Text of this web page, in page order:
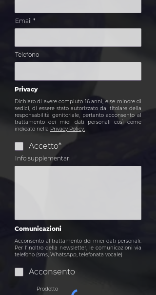
Email
Telefono
Privacy
Dichiaro di avere compiuto 16 anni, e se minore di
sedici, di essere stato autorizzato dal titolare della
responsabilità genitoriale, pertanto acconsento al
trattamento dei miei dati personali così come
indicato nella Privacy Policy.
Accetto*
Info supplementari
Comunicazioni
Acconsento al trattamento dei miei dati personali.
Per l’inoltro della newsletter, le comunicazioni via
telefono (sms, WhatsApp, telefonata vocale)
Acconsento
Prodotto